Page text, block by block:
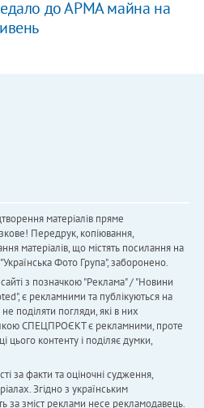
до АРМА майна на
матеріалів пряме
Передрук, копіювання,
матеріалів, що містять посилання на
Фото Група", заборонено.
з позначкою "Реклама" / "Новини
є рекламними та публікуються на
поділяти погляди, які в них
СПЕЦПРОЄКТ є рекламними, проте
цього контенту і поділяє думки,
за факти та оціночні судження,
Згідно з українським
за зміст реклами несе рекламодавець.